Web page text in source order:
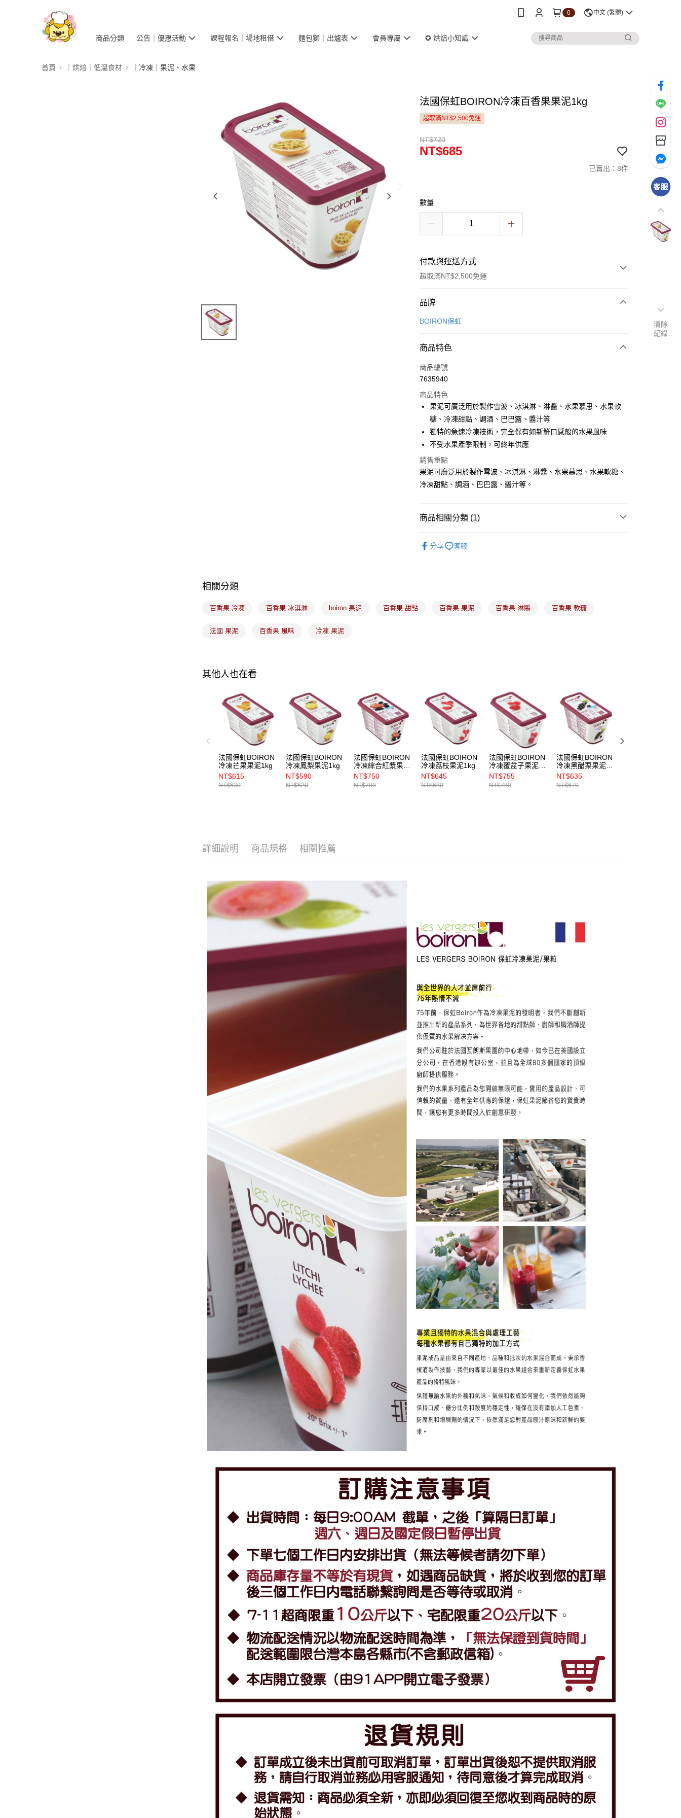
0 中文 (繁體)
商品分類 公告｜優惠活動 課程報名｜場地租借 麵包獅｜出爐表 會員專屬 ✪ 烘焙小知識
首頁 ｜烘焙｜低溫食材 ｜冷凍｜果泥、水果
法國保虹BOIRON冷凍百香果果泥1kg
超取滿NT$2,500免運
NT$720
NT$685
已賣出：8件
數量
付款與運送方式
超取滿NT$2,500免運
付款方式
信用卡一次付款
悠遊付
Google Pay
全盈+PAY
ATM付款
運送方式
冷凍7-11取貨(5kg以內，尺寸不超過90cm)
黑貓冷凍宅配-(限重20kg以下)
冷凍付款後門市自取
品牌
BOIRON保虹
商品特色
商品編號
7635940
商品特色
果泥可廣泛用於製作雪波、冰淇淋、淋醬、水果慕思、水果軟
糖、冷凍甜點、調酒、巴巴露、醬汁等
獨特的急速冷凍技術，完全保有如新鮮口感般的水果風味
不受水果產季限制，可終年供應
銷售重點
果泥可廣泛用於製作雪波、冰淇淋、淋醬、水果慕思、水果軟糖、
冷凍甜點、調酒、巴巴露、醬汁等。
商品相關分類 (1)
分享
客服
相關分類
百香果 冷凍 百香果 冰淇淋 boiron 果泥 百香果 甜點 百香果 果泥 百香果 淋醬 百香果 軟糖
法國 果泥 百香果 風味 冷凍 果泥
其他人也在看
法國保虹BOIRON
冷凍芒果果泥1kg
NT$615
NT$630
法國保虹BOIRON
冷凍鳳梨果泥1kg
NT$590
NT$620
法國保虹BOIRON
冷凍綜合紅漿果果
泥1kg
NT$750
NT$780
法國保虹BOIRON
冷凍荔枝果泥1kg
NT$645
NT$680
法國保虹BOIRON
冷凍覆盆子果泥
1kg
NT$755
NT$780
法國保虹BOIRON
冷凍黑醋栗果泥
1kg
NT$635
NT$670
詳細說明 商品規格 相關推薦
清除
紀錄